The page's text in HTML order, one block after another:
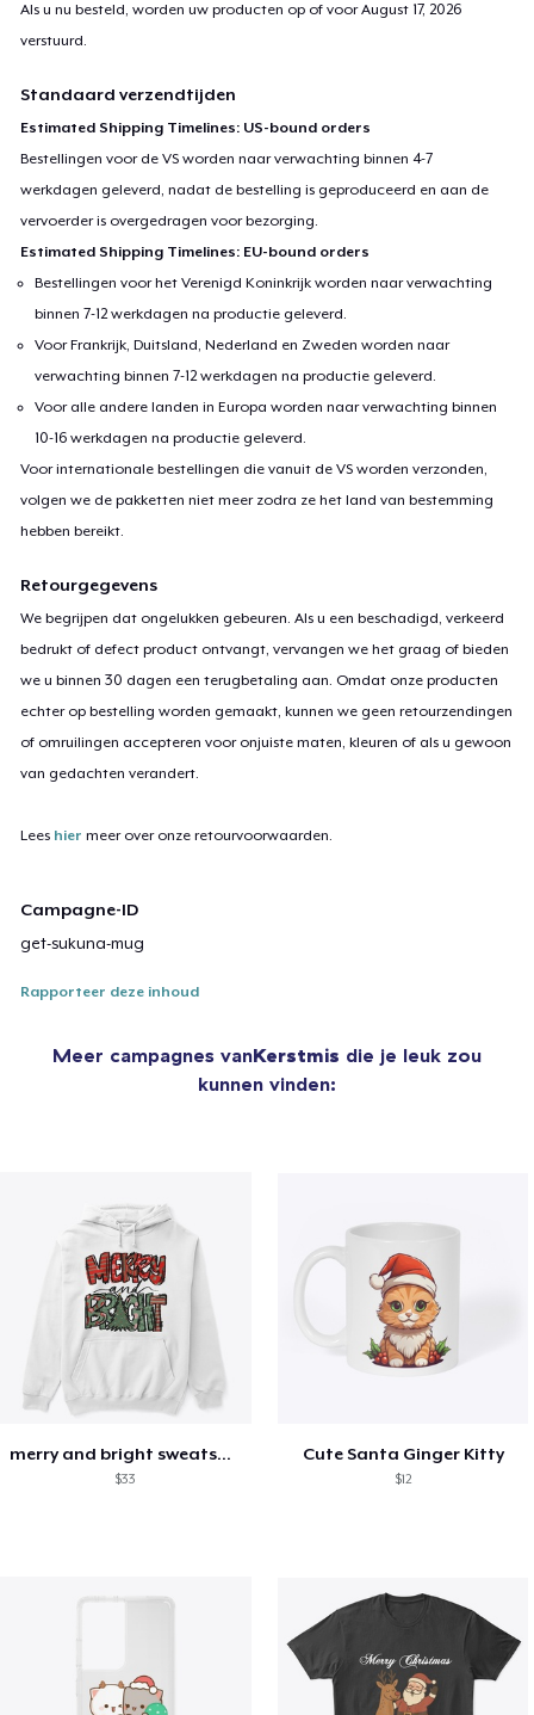
Als u nu besteld, worden uw producten op of voorAugust 17, 2026
verstuurd.
Standaard verzendtijden
Estimated Shipping Timelines: US-bound orders
Bestellingen voor de VS worden naar verwachting binnen 4-7
werkdagen geleverd, nadat de bestelling is geproduceerd en aan de
vervoerder is overgedragen voor bezorging.
Estimated Shipping Timelines: EU-bound orders
Bestellingen voor het Verenigd Koninkrijk worden naar verwachting
binnen 7-12 werkdagen na productie geleverd.
Voor Frankrijk, Duitsland, Nederland en Zweden worden naar
verwachting binnen 7-12 werkdagen na productie geleverd.
Voor alle andere landen in Europa worden naar verwachting binnen
10-16 werkdagen na productie geleverd.
Voor internationale bestellingen die vanuit de VS worden verzonden,
volgen we de pakketten niet meer zodra ze het land van bestemming
hebben bereikt.
Retourgegevens
We begrijpen dat ongelukken gebeuren. Als u een beschadigd, verkeerd
bedrukt of defect product ontvangt, vervangen we het graag of bieden
we u binnen 30 dagen een terugbetaling aan. Omdat onze producten
echter op bestelling worden gemaakt, kunnen we geen retourzendingen
of omruilingen accepteren voor onjuiste maten, kleuren of als u gewoon
van gedachten verandert.
Lees hier meer over onze retourvoorwaarden.
Campagne-ID
get-sukuna-mug
Rapporteer deze inhoud
Meer campagnes vanKerstmis die je leuk zou
kunnen vinden:
merry and bright sweatshirt christmas
$33
Cute Santa Ginger Kitty
$12